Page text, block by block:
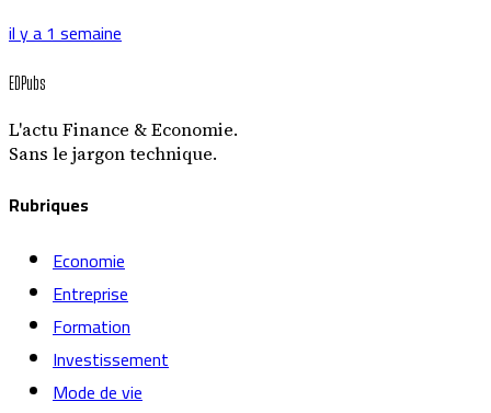
il y a 1 semaine
EDPubs
L'actu Finance & Economie.
Sans le jargon technique.
Rubriques
Economie
Entreprise
Formation
Investissement
Mode de vie